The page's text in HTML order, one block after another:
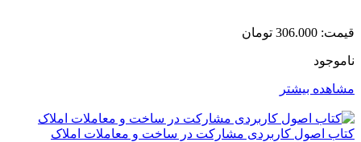
قیمت: 306.000 تومان
ناموجود
مشاهده بیشتر
کتاب اصول کاربردی مشارکت در ساخت و معاملات املاک